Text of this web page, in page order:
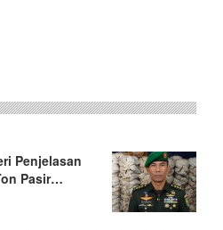
Penjelasan
Pasir…